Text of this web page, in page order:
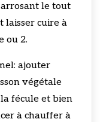
le tout
laisser cuire à
ou 2.
ajouter
végétale
fécule et bien
à chauffer à